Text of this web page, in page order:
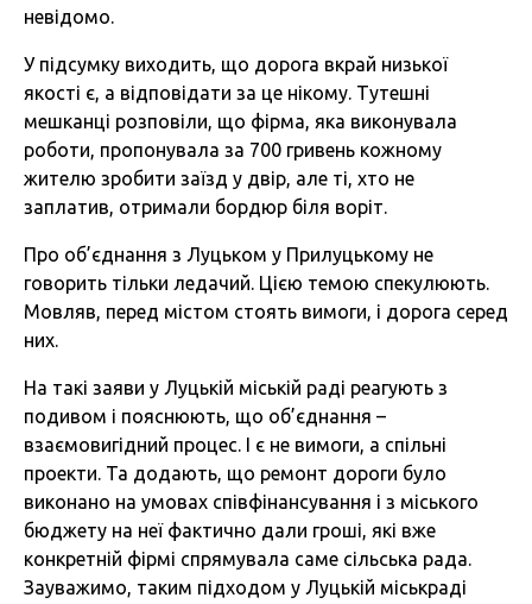
невідомо.
У підсумку виходить, що дорога вкрай низької
якості є, а відповідати за це нікому. Тутешні
мешканці розповіли, що фірма, яка виконувала
роботи, пропонувала за 700 гривень кожному
жителю зробити заїзд у двір, але ті, хто не
заплатив, отримали бордюр біля воріт.
Про об’єднання з Луцьком у Прилуцькому не
говорить тільки ледачий. Цією темою спекулюють.
Мовляв, перед містом стоять вимоги, і дорога серед
них.
На такі заяви у Луцькій міській раді реагують з
подивом і пояснюють, що об’єднання –
взаємовигідний процес. І є не вимоги, а спільні
проекти. Та додають, що ремонт дороги було
виконано на умовах співфінансування і з міського
бюджету на неї фактично дали гроші, які вже
конкретній фірмі спрямувала саме сільська рада.
Зауважимо, таким підходом у Луцькій міськраді